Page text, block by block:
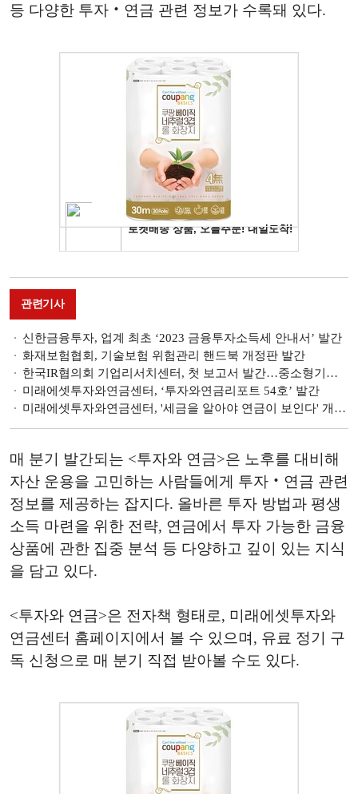
등 다양한 투자‧연금 관련 정보가 수록돼 있다.
관련기사
신한금융투자, 업계 최초 ‘2023 금융투자소득세 안내서’ 발간
화재보험협회, 기술보험 위험관리 핸드북 개정판 발간
한국IR협의회 기업리서치센터, 첫 보고서 발간…중소형기업 투자정보 제공
미래에셋투자와연금센터, ‘투자와연금리포트 54호’ 발간
미래에셋투자와연금센터, '세금을 알아야 연금이 보인다' 개정판 출간
매 분기 발간되는 <투자와 연금>은 노후를 대비해
자산 운용을 고민하는 사람들에게 투자‧연금 관련
정보를 제공하는 잡지다. 올바른 투자 방법과 평생
소득 마련을 위한 전략, 연금에서 투자 가능한 금융
상품에 관한 집중 분석 등 다양하고 깊이 있는 지식
을 담고 있다.
<투자와 연금>은 전자책 형태로, 미래에셋투자와
연금센터 홈페이지에서 볼 수 있으며, 유료 정기 구
독 신청으로 매 분기 직접 받아볼 수도 있다.